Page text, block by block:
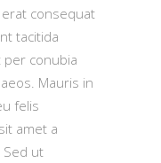
consequat
tacitida
conubia
Mauris in
felis
amet a
Sed ut